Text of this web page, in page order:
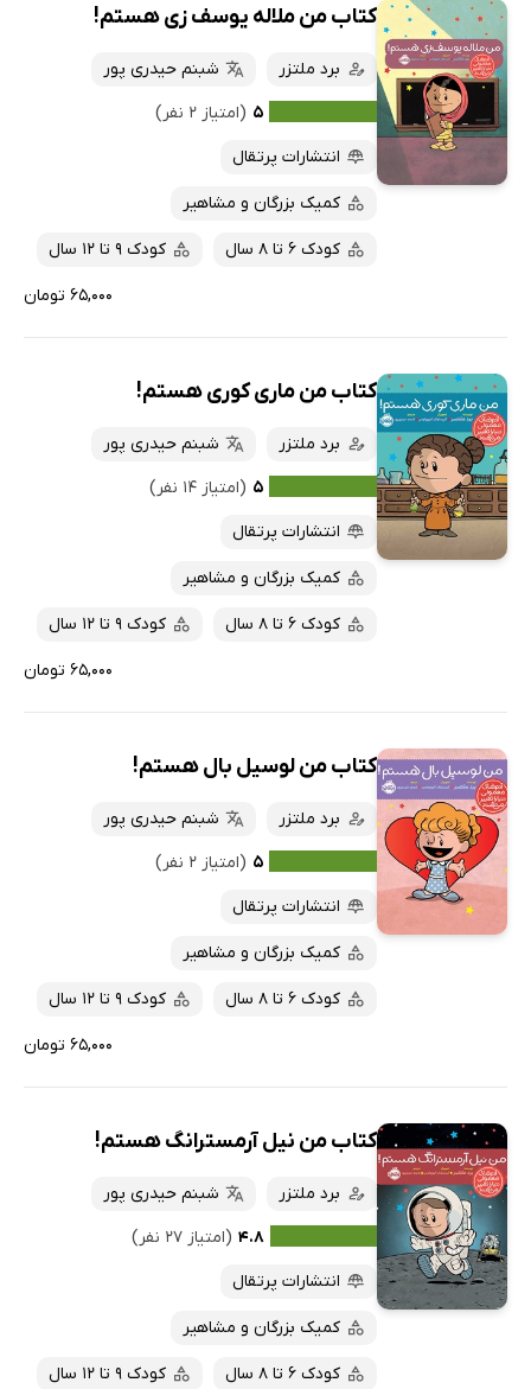
کتاب من ملاله یوسف زی هستم!
برد ملتزر
شبنم حیدری پور
۵ (امتیاز ۲ نفر)
انتشارات پرتقال
کمیک بزرگان و مشاهیر
کودک 6 تا 8 سال کودک 9 تا 12 سال
۶۵,۰۰۰ تومان
کتاب من ماری کوری هستم!
برد ملتزر
شبنم حیدری پور
۵ (امتیاز ۱۴ نفر)
انتشارات پرتقال
کمیک بزرگان و مشاهیر
کودک 6 تا 8 سال کودک 9 تا 12 سال
۶۵,۰۰۰ تومان
کتاب من لوسیل بال هستم!
برد ملتزر
شبنم حیدری پور
۵ (امتیاز ۲ نفر)
انتشارات پرتقال
کمیک بزرگان و مشاهیر
کودک 6 تا 8 سال کودک 9 تا 12 سال
۶۵,۰۰۰ تومان
کتاب من نیل آرمسترانگ هستم!
برد ملتزر
شبنم حیدری پور
۴.۸ (امتیاز ۲۷ نفر)
انتشارات پرتقال
کمیک بزرگان و مشاهیر
کودک 6 تا 8 سال کودک 9 تا 12 سال